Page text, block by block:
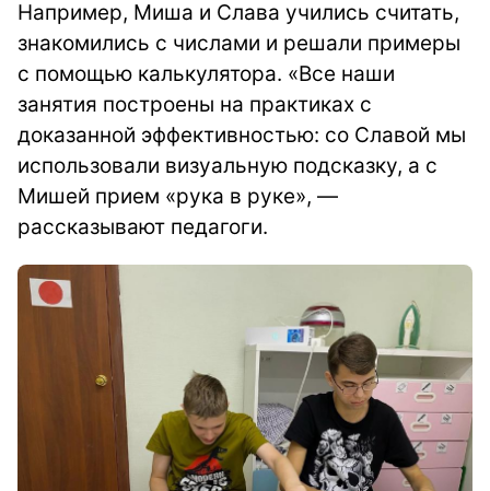
Например, Миша и Слава учились считать,
знакомились с числами и решали примеры
с помощью калькулятора. «Все наши
занятия построены на практиках с
доказанной эффективностью: со Славой мы
использовали визуальную подсказку, а с
Мишей прием «рука в руке», —
рассказывают педагоги.